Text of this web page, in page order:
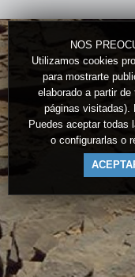
NOS
Utilizamos cookies
para mostrarte
elaborado a partir
páginas visitadas).
Puedes aceptar todas
o configurarlas o